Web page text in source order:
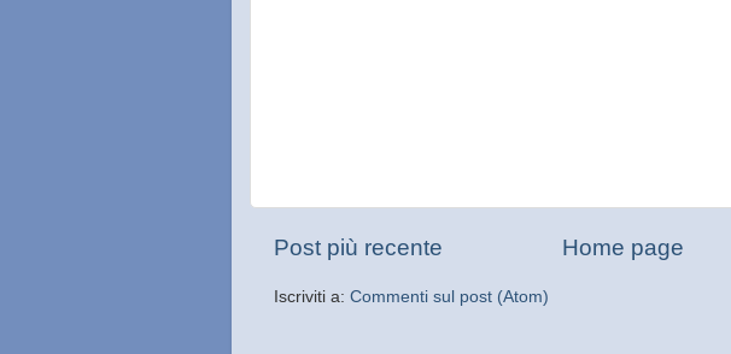
Post più recente Home page
Iscriviti a: Commenti sul post (Atom)